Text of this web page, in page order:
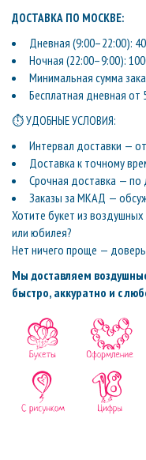
ДОСТАВКА ПО МОСКВЕ:
Дневная (9:00–22:00):
Ночная (22:00–9:00):
Минимальная сумма
Бесплатная дневная от
⏱ УДОБНЫЕ УСЛОВИЯ:
Интервал доставки —
Доставка к точному
Срочная доставка — по
Заказы за МКАД —
Хотите букет из
или юбилея?
Нет ничего проще —
Мы доставляем
быстро, аккуратно и с